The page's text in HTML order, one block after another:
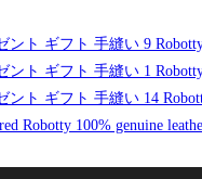
Robotty 100% genuine